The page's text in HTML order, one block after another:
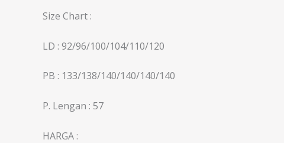
Size Chart :
LD : 92/96/100/104/110/120
PB : 133/138/140/140/140/140
P. Lengan : 57
HARGA :